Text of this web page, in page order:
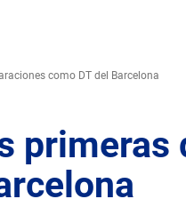
como DT del Barcelona
primeras